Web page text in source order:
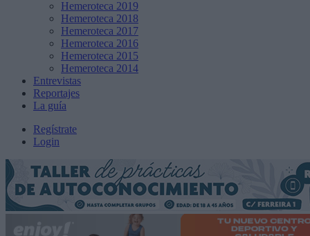
Hemeroteca 2019
Hemeroteca 2018
Hemeroteca 2017
Hemeroteca 2016
Hemeroteca 2015
Hemeroteca 2014
Entrevistas
Reportajes
La guía
Regístrate
Login